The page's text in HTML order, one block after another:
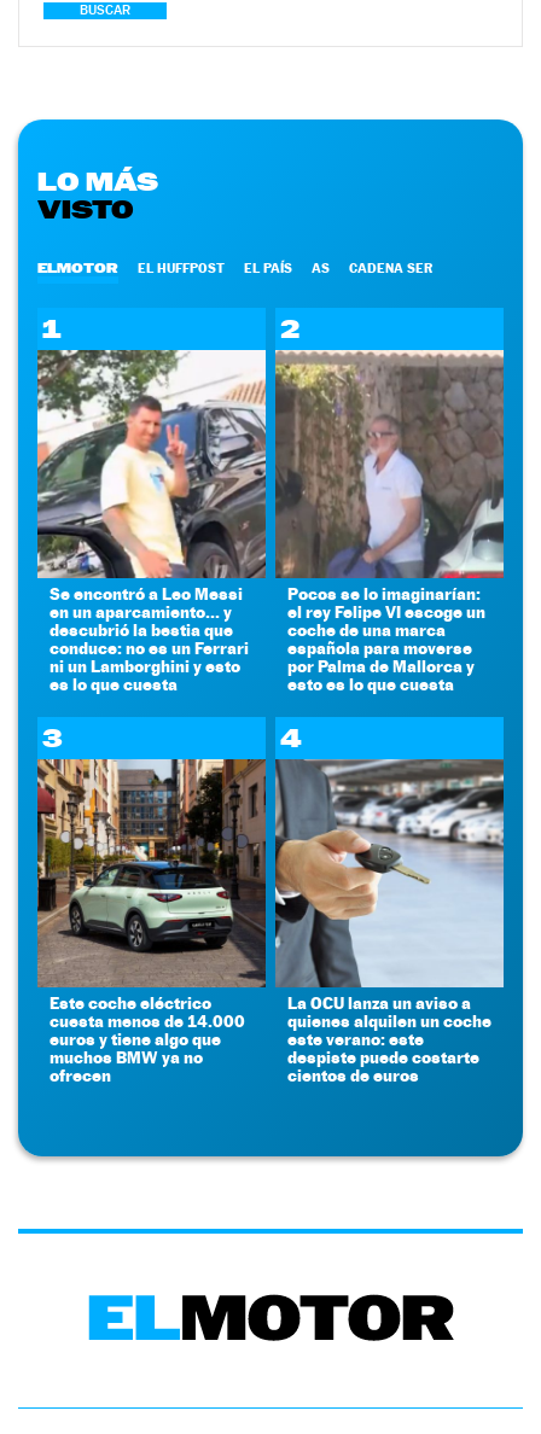
BUSCAR
LO MÁS
VISTO
ELMOTOR EL HUFFPOST EL PAÍS AS CADENA SER
1
Se encontró a Leo Messi
en un aparcamiento... y
descubrió la bestia que
conduce: no es un Ferrari
ni un Lamborghini y esto
es lo que cuesta
2
Pocos se lo imaginarían:
el rey Felipe VI escoge un
coche de una marca
española para moverse
por Palma de Mallorca y
esto es lo que cuesta
3
Este coche eléctrico
cuesta menos de 14.000
euros y tiene algo que
muchos BMW ya no
ofrecen
4
La OCU lanza un aviso a
quienes alquilen un coche
este verano: este
despiste puede costarte
cientos de euros